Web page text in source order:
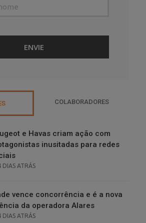
COLABORADORES
e Havas criam ação com
inusitadas para redes
DIAS ATRÁS
vence concorrência e é a nova
da operadora Alares
DIAS ATRÁS